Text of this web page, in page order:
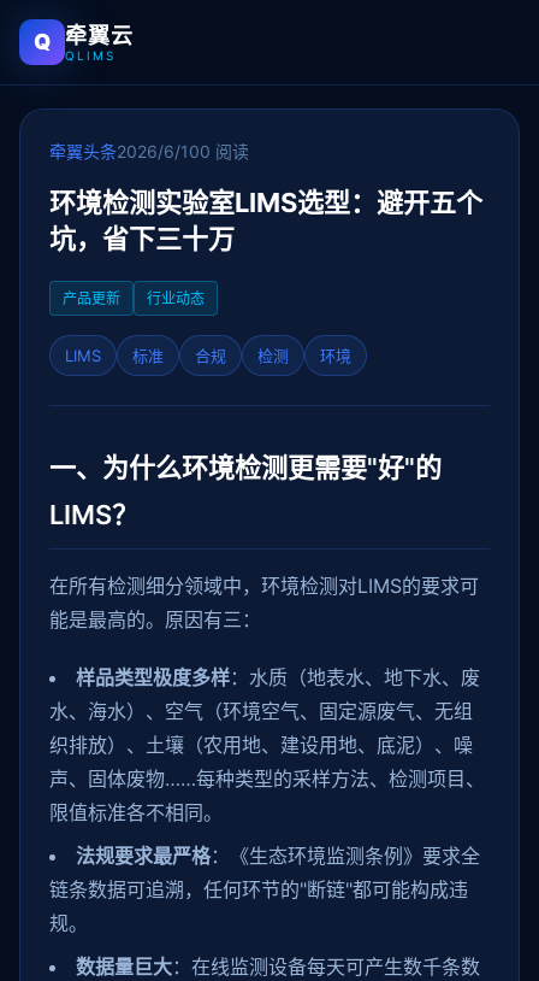
Q 牵翼云
QLIMS
牵翼头条2026/6/100 阅读
环境检测实验室LIMS选型：避开五个
坑，省下三十万
产品更新 行业动态
LIMS 标准 合规 检测 环境
一、为什么环境检测更需要"好"的
LIMS？
在所有检测细分领域中，环境检测对LIMS的要求可
能是最高的。原因有三：
样品类型极度多样：水质（地表水、地下水、废
水、海水）、空气（环境空气、固定源废气、无组
织排放）、土壤（农用地、建设用地、底泥）、噪
声、固体废物……每种类型的采样方法、检测项目、
限值标准各不相同。
法规要求最严格：《生态环境监测条例》要求全
链条数据可追溯，任何环节的"断链"都可能构成违
规。
数据量巨大：在线监测设备每天可产生数千条数